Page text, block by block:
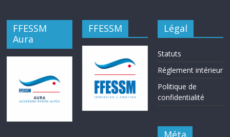
FFESSM
Aura
FFESSM Légal
Statuts
Réglement intérieur
Politique de
confidentialité
Méta